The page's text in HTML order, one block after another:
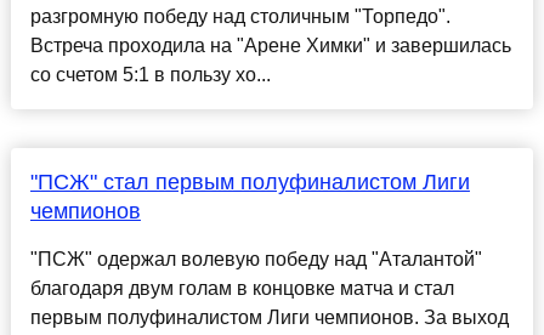
разгромную победу над столичным "Торпедо".
Встреча проходила на "Арене Химки" и завершилась
со счетом 5:1 в пользу хо...
"ПСЖ" стал первым полуфиналистом Лиги
чемпионов
"ПСЖ" одержал волевую победу над "Аталантой"
благодаря двум голам в концовке матча и стал
первым полуфиналистом Лиги чемпионов. За выход